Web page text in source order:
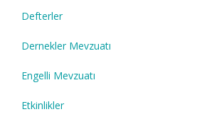
Defterler
Dernekler Mevzuatı
Engelli Mevzuatı
Etkinlikler